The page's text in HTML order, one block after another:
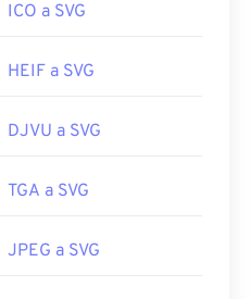
ICO a SVG
HEIF a SVG
DJVU a SVG
TGA a SVG
JPEG a SVG